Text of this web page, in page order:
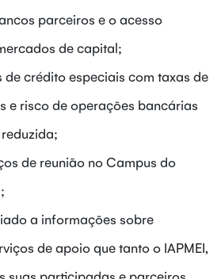
parceiros e o acesso
de capital;
de crédito especiais com taxas de
e risco de operações bancárias
de reunião no Campus do
a informações sobre
de apoio que tanto o IAPMEI,
suas participadas e parceiros